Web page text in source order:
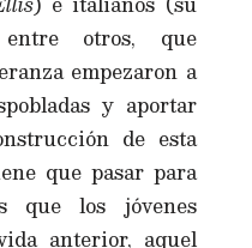
otros, que
empezaron a
y aportar
de esta
que pasar para
que los jóvenes
anterior, aquel